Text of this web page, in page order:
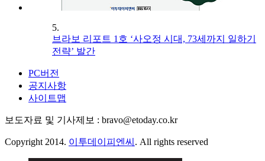
5.
브라보 리포트 1호 ‘사오정 시대, 73세까지 일하기
전략’ 발간
PC버전
공지사항
사이트맵
보도자료 및 기사제보 : bravo@etoday.co.kr
Copyright 2014. 이투데이피엔씨 . All rights reserved